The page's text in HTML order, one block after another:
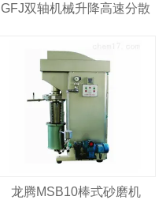
GFJ双轴机械升降高速分散
龙腾MSB10棒式砂磨机